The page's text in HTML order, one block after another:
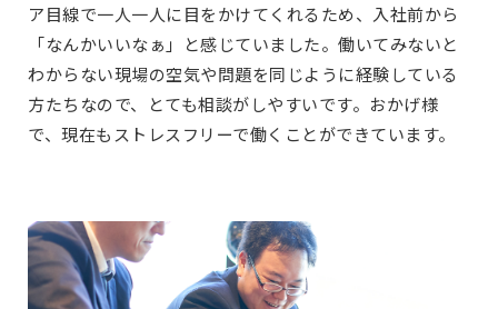
ア目線で一人一人に目をかけてくれるため、入社前から
「なんかいいなぁ」と感じていました。働いてみないと
わからない現場の空気や問題を同じように経験している
方たちなので、とても相談がしやすいです。おかげ様
で、現在もストレスフリーで働くことができています。